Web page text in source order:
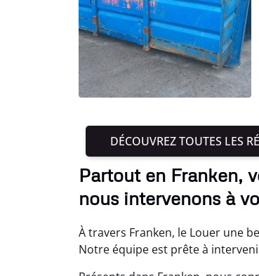
DÉCOUVREZ TOUTES LES
Partout en Franken,
nous intervenons à
À travers Franken, le Louer une
Notre équipe est prête à